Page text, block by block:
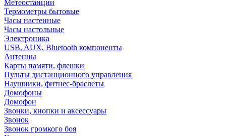
Метеостанции
Термометры бытовые
Часы настенные
Часы настольные
Электроника
USB, AUX, Bluetooth компоненты
Антенны
Карты памяти, флешки
Пульты дистанционного управления
Наушники, фитнес-браслеты
Домофоны
Домофон
Звонки, кнопки и аксессуары
Звонок
Звонок громкого боя